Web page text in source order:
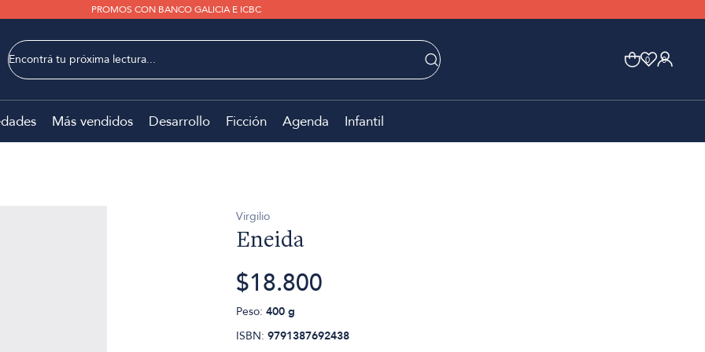
PROMOS CON BANCO GALICIA E ICBC
0 0
Más vendidos Desarrollo Ficción Agenda Infantil
Virgilio
Eneida
$18.800
Peso: 400 g
ISBN: 9791387692438